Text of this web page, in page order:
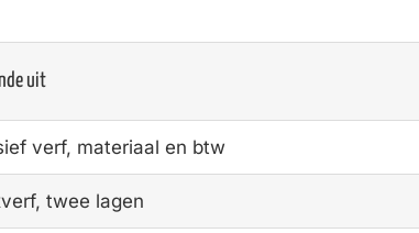
uit
verf, materiaal en btw
twee lagen